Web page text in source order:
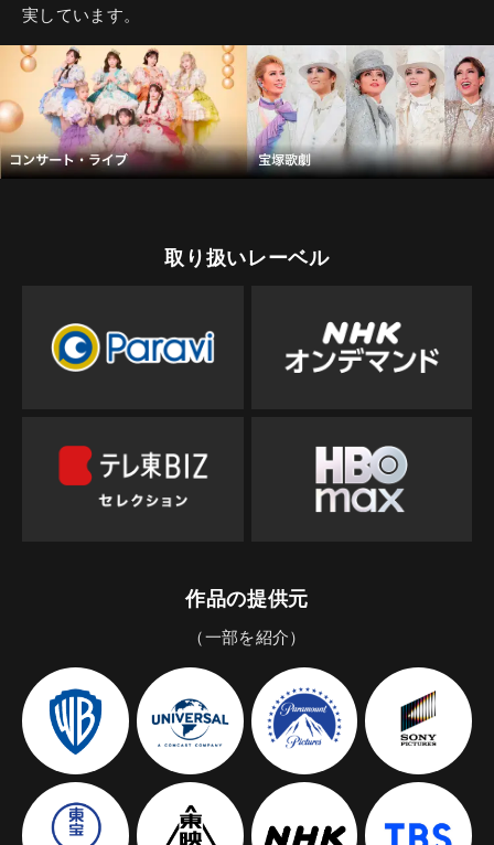
実しています。
取り扱いレーベル
作品の提供元
（一部を紹介）